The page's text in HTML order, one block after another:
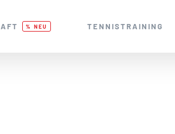
% NEU TENNISTRAINING